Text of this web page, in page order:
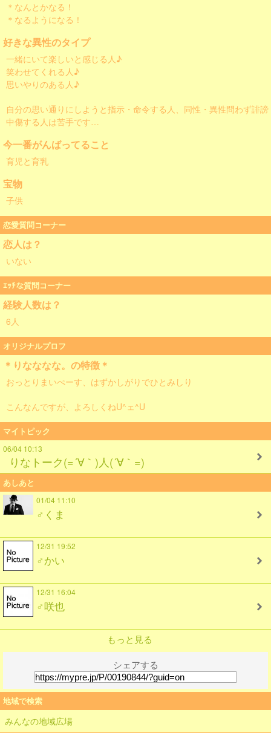
＊なんとかなる！
＊なるようになる！
好きな異性のタイプ
一緒にいて楽しいと感じる人♪
笑わせてくれる人♪
思いやりのある人♪
自分の思い通りにしようと指示・命令する人、同性・異性問わず誹謗
中傷する人は苦手です…
今一番がんばってること
育児と育乳
宝物
子供
恋愛質問コーナー
恋人は？
いない
ｴｯﾁな質問コーナー
経験人数は？
6人
オリジナルプロフ
＊りなななな。の特徴＊
おっとりまいぺーす、はずかしがりでひとみしり
こんなんですが、よろしくねU^ェ^U
マイトピック
06/04 10:13
りなトーク(=´∀｀)人(´∀｀=)
あしあと
01/04 11:10
♂くま
12/31 19:52
♂かい
12/31 16:04
♂咲也
もっと見る
シェアする
地域で検索
みんなの地域広場